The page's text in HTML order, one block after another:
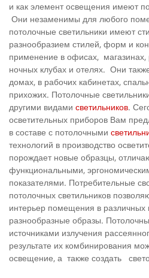
и как элемент освещения имеют
Они незаменимы для любого
потолочные светильники имеют
разнообразием стилей, форм и
применение в офисах, магазинах,
ночных клубах и отелях. Они
домах, в рабочих кабинетах,
прихожих. Потолочные
другими видами светильников.
осветительных приборов Вам
в составе с потолочными
технологий в производство
порождает новые образцы,
функциональными,
показателями. Потребительные
потолочных светильников
интерьер помещения в различных
разнообразные образы.
источниками излучения
результате их комбинирования
освещение, а также создать